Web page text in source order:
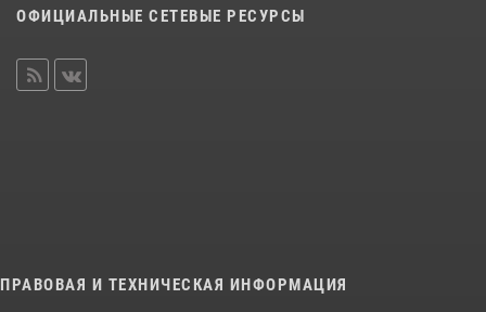
ОФИЦИАЛЬНЫЕ СЕТЕВЫЕ РЕСУРСЫ
ПРАВОВАЯ И ТЕХНИЧЕСКАЯ ИНФОРМАЦИЯ